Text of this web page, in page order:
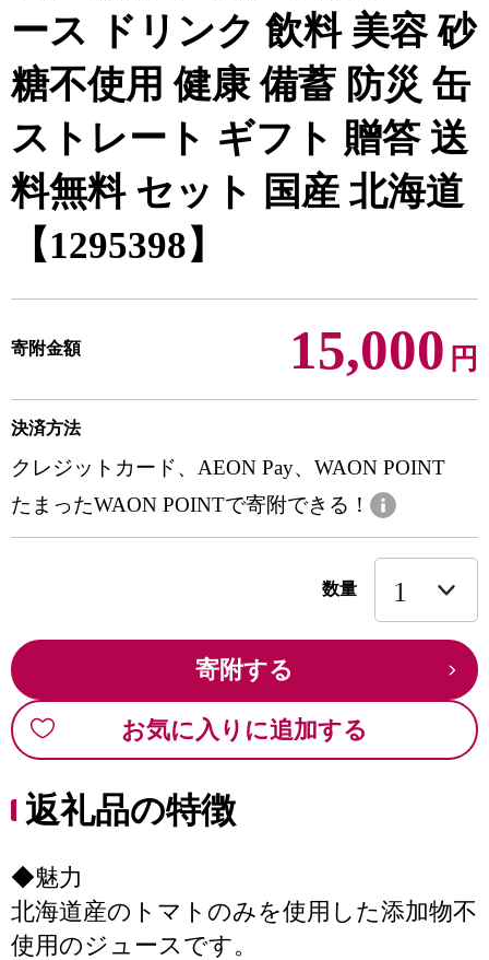
ース ドリンク 飲料 美容 砂
糖不使用 健康 備蓄 防災 缶
ストレート ギフト 贈答 送
料無料 セット 国産 北海道
【1295398】
寄附金額 15,000 円
決済方法
クレジットカード、AEON Pay、WAON POINT
たまったWAON POINTで寄附できる！
数量
寄附する
お気に入りに追加する
返礼品の特徴
◆魅力
北海道産のトマトのみを使用した添加物不
使用のジュースです。